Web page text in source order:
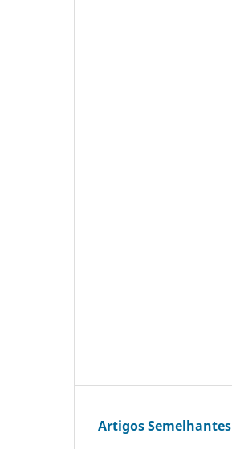
Artigos Semelhantes